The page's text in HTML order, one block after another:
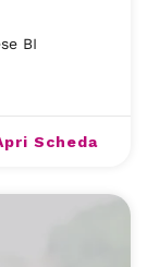
BI
Scheda